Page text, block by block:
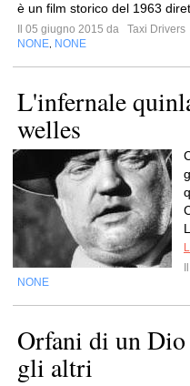
è un film storico del 1963
Il 05 giugno 2015 da
Taxi Drivers
NONE NONE
L'infernale
welles
NONE
Orfani di un
gli altri